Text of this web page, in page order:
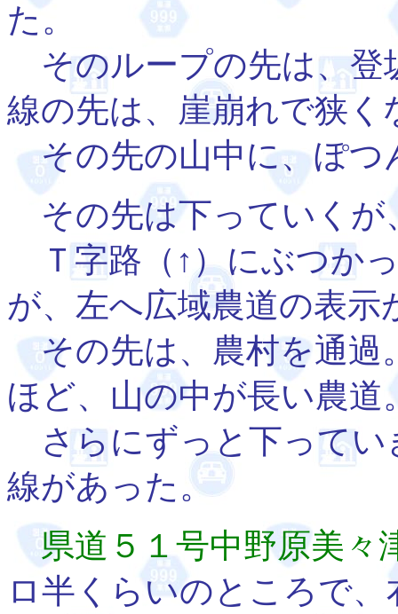
た。
そのループの先は、登
線の先は、崖崩れで狭
その先の山中に、ぽつ
その先は下っていくが
Ｔ字路（↑）にぶつか
が、左へ広域農道の表示
その先は、農村を通過
ほど、山の中が長い農道
さらにずっと下ってい
線があった。
県道５１号中野原美々
ロ半くらいのところで、